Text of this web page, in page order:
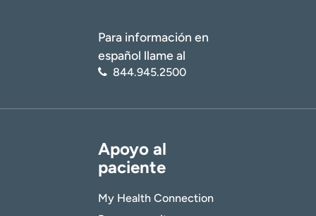
Para información en
español llame al
844.945.2500
Apoyo al
paciente
My Health Connection